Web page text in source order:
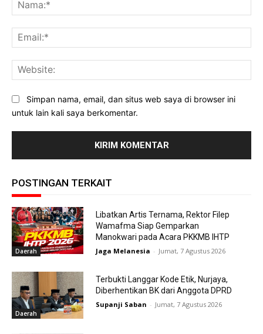
Simpan nama, email, dan situs web saya di browser ini
untuk lain kali saya berkomentar.
POSTINGAN TERKAIT
Daerah
Libatkan Artis Ternama, Rektor Filep
Wamafma Siap Gemparkan
Manokwari pada Acara PKKMB IHTP
Jaga Melanesia - Jumat, 7 Agustus 2026
Daerah
Terbukti Langgar Kode Etik, Nurjaya,
Diberhentikan BK dari Anggota DPRD
Supanji Saban - Jumat, 7 Agustus 2026